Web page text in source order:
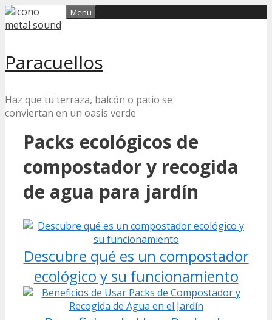
Skip
to
Paracuellos
Haz que tu terraza, balcón o patio se
conviertan en un oasis verde
Menu
Packs ecológicos de
compostador y recogida
de agua para jardín
Descubre qué es un compostador
ecológico y su funcionamiento